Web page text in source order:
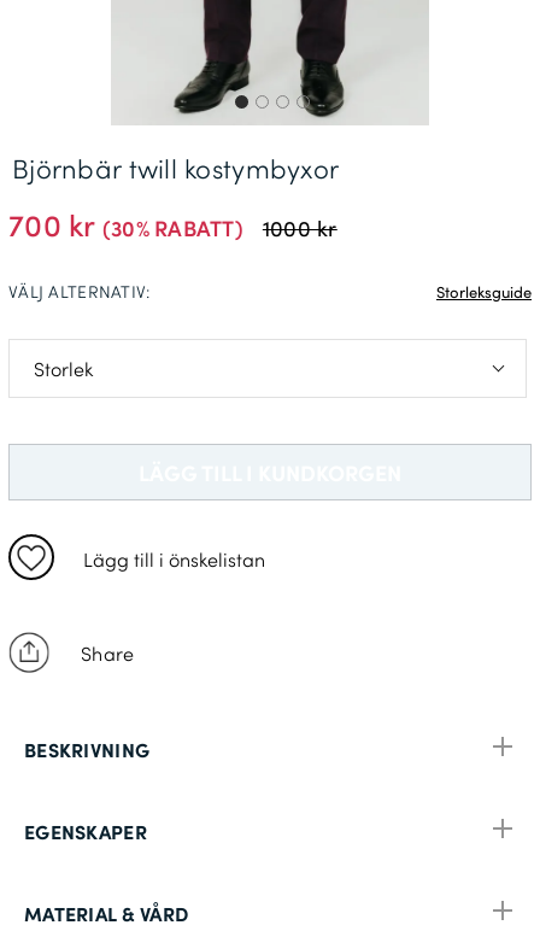
Leveransinformation *
700 kr (30% RABATT) 1000 kr
Lägg till i önskelistan
Share
Björnbär twill kostymbyxor
C56
D120
C62
VÄLJ ALTERNATIV: Storleksguide
EGENSKAPER
BESKRIVNING
MATERIAL & VÅRD